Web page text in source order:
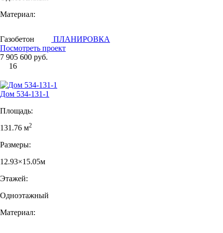
Материал:
Газобетон
ПЛАНИРОВКА
Посмотреть проект
7 905 600 руб.
16
Дом 534-131-1
Площадь:
131.76 м2
Размеры:
12.93×15.05м
Этажей:
Одноэтажный
Материал: